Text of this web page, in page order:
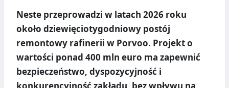
Neste przeprowadzi w latach 2026 roku
około dziewięciotygodniowy postój
remontowy rafinerii w Porvoo. Projekt o
wartości ponad 400 mln euro ma zapewnić
bezpieczeństwo, dyspozycyjność i